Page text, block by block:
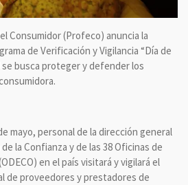
Consumidor (Profeco) anuncia la
de Verificación y Vigilancia “Día de
se busca proteger y defender los
mayo, personal de la dirección general
la Confianza y de las 38 Oficinas de
en el país visitará y vigilará el
de proveedores y prestadores de